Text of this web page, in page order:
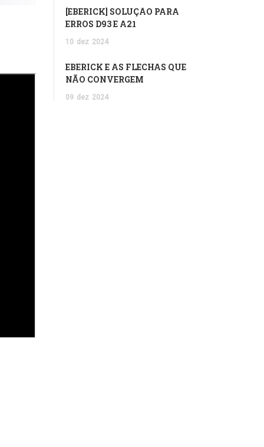
[EBERICK] SOLUÇÃO PARA
ERROS D93 E A21
10 dez 2024
EBERICK E AS FLECHAS QUE
NÃO CONVERGEM
09 dez 2024